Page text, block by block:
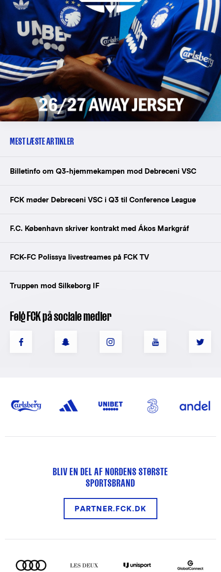
MEST LÆSTE ARTIKLER
Billetinfo om Q3-hjemmekampen mod Debreceni VSC
FCK møder Debreceni VSC i Q3 til Conference League
F.C. København skriver kontrakt med Ákos Markgráf
FCK-FC Polissya livestreames på FCK TV
Truppen mod Silkeborg IF
Følg FCK på sociale medier
BLIV EN DEL AF NORDENS STØRSTE
SPORTSBRAND
PARTNER.FCK.DK